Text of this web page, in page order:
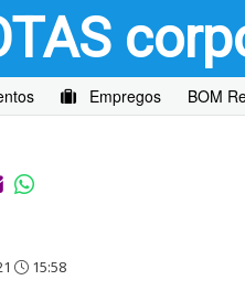
Empregos BOM
15:58